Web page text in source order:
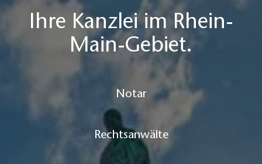
Ihre Kanzlei im Rhein-
Main-Gebiet.
Notar
Rechtsanwälte